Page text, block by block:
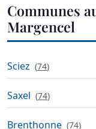
Communes
Margencel
Sciez (74)
Saxel (74)
Brenthonne (74)